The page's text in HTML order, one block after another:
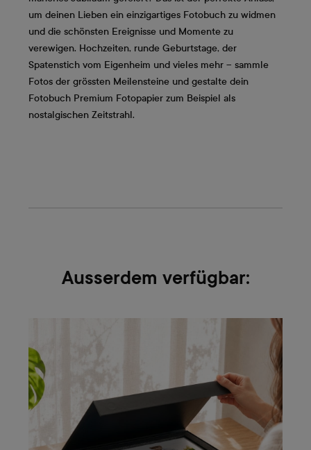
um deinen Lieben ein einzigartiges Fotobuch zu widmen
und die schönsten Ereignisse und Momente zu
verewigen. Hochzeiten, runde Geburtstage, der
Spatenstich vom Eigenheim und vieles mehr – sammle
Fotos der grössten Meilensteine und gestalte dein
Fotobuch Premium Fotopapier zum Beispiel als
nostalgischen Zeitstrahl.
Ausserdem verfügbar: